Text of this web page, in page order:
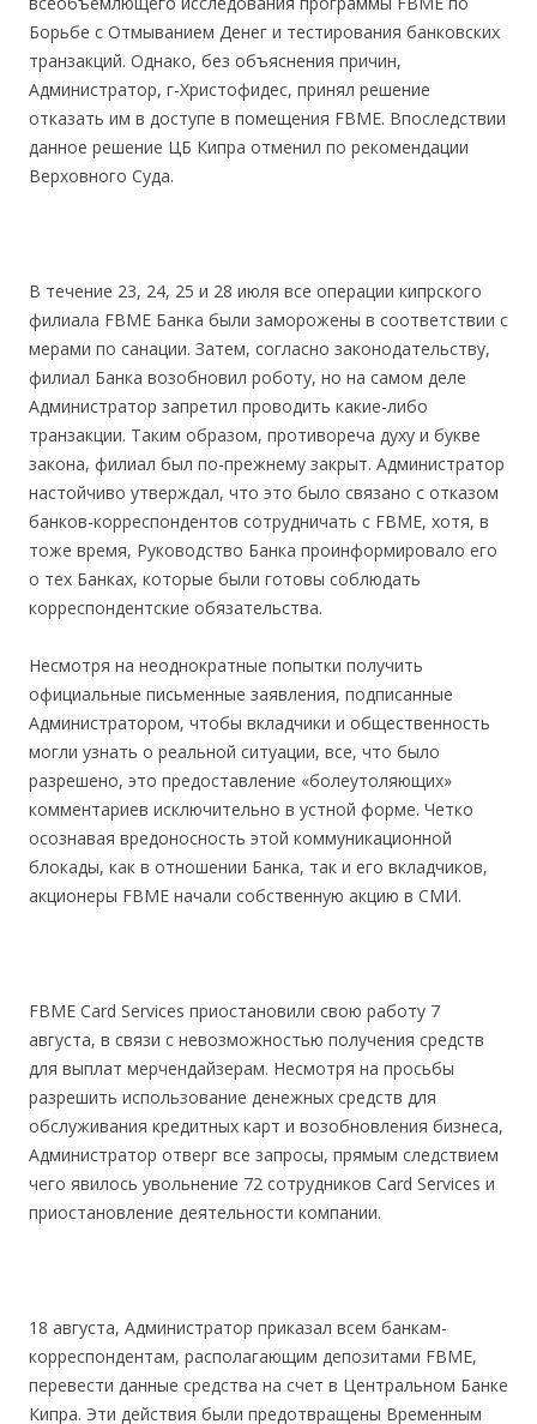
Борьбе с Отмыванием Денег и тестирования банковских
транзакций. Однако, без объяснения причин,
Администратор, г-Христофидес, принял решение
отказать им в доступе в помещения FBME. Впоследствии
данное решение ЦБ Кипра отменил по рекомендации
Верховного Суда.
В течение 23, 24, 25 и 28 июля все операции кипрского
филиала FBME Банка были заморожены в соответствии с
мерами по санации. Затем, согласно законодательству,
филиал Банка возобновил роботу, но на самом деле
Администратор запретил проводить какие-либо
транзакции. Таким образом, противореча духу и букве
закона, филиал был по-прежнему закрыт. Администратор
настойчиво утверждал, что это было связано с отказом
банков-корреспондентов сотрудничать с FBME, хотя, в
тоже время, Руководство Банка проинформировало его
о тех Банках, которые были готовы соблюдать
корреспондентские обязательства.
Несмотря на неоднократные попытки получить
официальные письменные заявления, подписанные
Администратором, чтобы вкладчики и общественность
могли узнать о реальной ситуации, все, что было
разрешено, это предоставление «болеутоляющих»
комментариев исключительно в устной форме. Четко
осознавая вредоносность этой коммуникационной
блокады, как в отношении Банка, так и его вкладчиков,
акционеры FBME начали собственную акцию в СМИ.
FBME Card Services приостановили свою работу 7
августа, в связи с невозможностью получения средств
для выплат мерчендайзерам. Несмотря на просьбы
разрешить использование денежных средств для
обслуживания кредитных карт и возобновления бизнеса,
Администратор отверг все запросы, прямым следствием
чего явилось увольнение 72 сотрудников Card Services и
приостановление деятельности компании.
18 августа, Администратор приказал всем банкам-
корреспондентам, располагающим депозитами FBME,
перевести данные средства на счет в Центральном Банке
Кипра. Эти действия были предотвращены Временным